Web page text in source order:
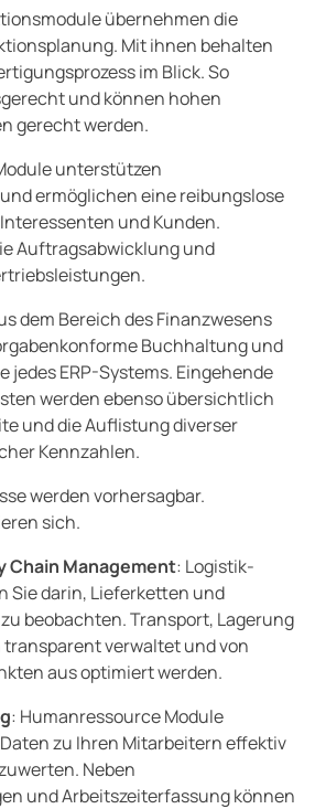
übernehmen die
Mit ihnen behalten
im Blick. So
und können hohen
gerecht werden.
unterstützen
ermöglichen eine reibungslose
und Kunden.
Auftragsabwicklung und
dem Bereich des Finanzwesens
Buchhaltung und
jedes ERP-Systems. Eingehende
werden ebenso übersichtlich
und die Auflistung diverser
Kennzahlen.
werden vorhersagbar.
sich.
Chain Management: Logistik-
Sie darin, Lieferketten und
beobachten. Transport, Lagerung
verwaltet und von
aus optimiert werden.
: Humanressource Module
zu Ihren Mitarbeitern effektiv
Neben
und Arbeitszeiterfassung können